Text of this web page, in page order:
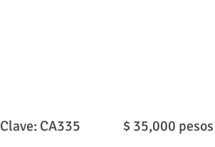
Clave: CA335 $ 35,000 pesos